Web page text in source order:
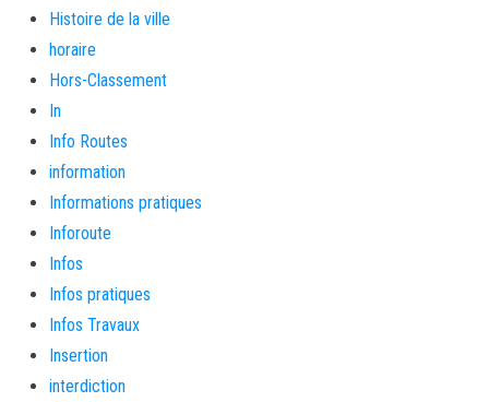
Histoire de la ville
horaire
Hors-Classement
In
Info Routes
information
Informations pratiques
Inforoute
Infos
Infos pratiques
Infos Travaux
Insertion
interdiction